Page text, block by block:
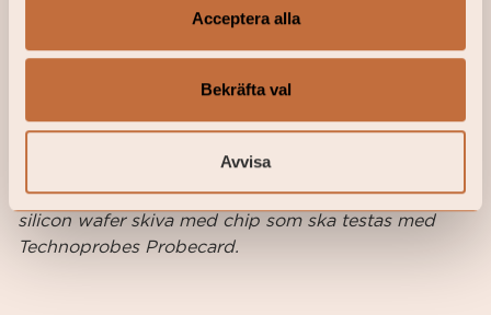
Acceptera alla
Bekräfta val
Avvisa
Jag och Roberto Crippa håller upp en 300 mm
silicon wafer skiva med chip som ska testas med
Technoprobes Probecard.